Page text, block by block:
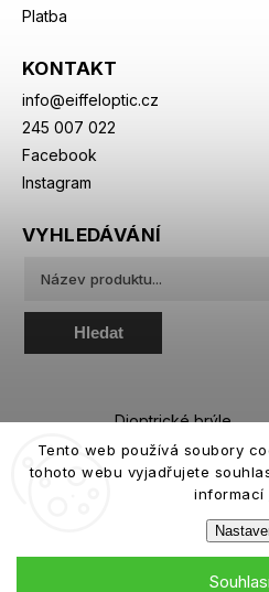
Tento web používá soubory
tohoto webu vyjadřujete
informací
Platba
KONTAKT
info@eiffeloptic.cz
245 007 022
Facebook
Instagram
VYHLEDÁVÁNÍ
Hledat
Dioptrické brýle
Sportovní brýle
Roztoky a